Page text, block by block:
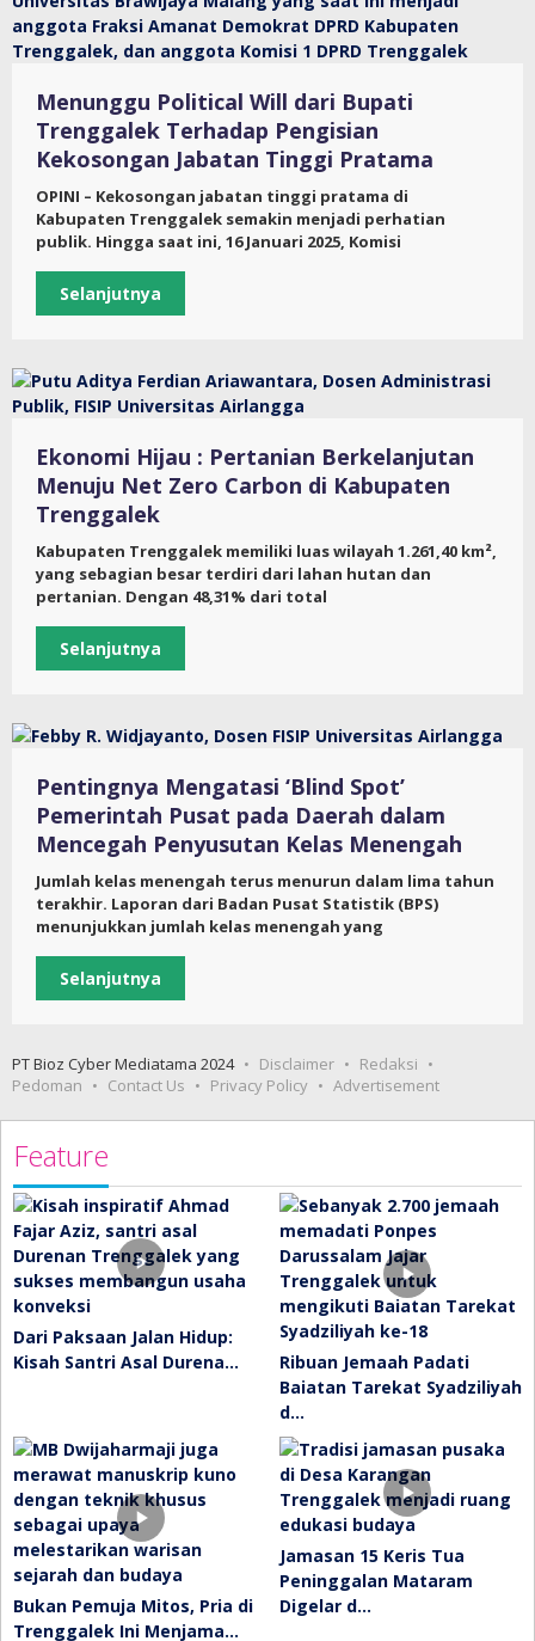
Menunggu Political Will dari Bupati
Trenggalek Terhadap Pengisian
Kekosongan Jabatan Tinggi Pratama
OPINI – Kekosongan jabatan tinggi pratama di
Kabupaten Trenggalek semakin menjadi perhatian
publik. Hingga saat ini, 16 Januari 2025, Komisi
Selanjutnya
Ekonomi Hijau : Pertanian Berkelanjutan
Menuju Net Zero Carbon di Kabupaten
Trenggalek
Kabupaten Trenggalek memiliki luas wilayah 1.261,40 km²,
yang sebagian besar terdiri dari lahan hutan dan
pertanian. Dengan 48,31% dari total
Selanjutnya
Pentingnya Mengatasi ‘Blind Spot’
Pemerintah Pusat pada Daerah dalam
Mencegah Penyusutan Kelas Menengah
Jumlah kelas menengah terus menurun dalam lima tahun
terakhir. Laporan dari Badan Pusat Statistik (BPS)
menunjukkan jumlah kelas menengah yang
Selanjutnya
PT Bioz Cyber Mediatama 2024 Disclaimer
Redaksi
Pedoman
Contact Us Privacy Policy Advertisement
Feature
Dari Paksaan Jalan Hidup:
Kisah Santri Asal Durena…
Ribuan Jemaah Padati
Baiatan Tarekat Syadziliyah
d…
Bukan Pemuja Mitos, Pria di
Trenggalek Ini Menjama…
Jamasan 15 Keris Tua
Peninggalan Mataram
Digelar d…